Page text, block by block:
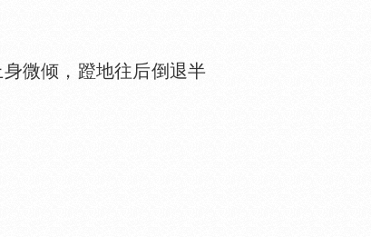
微倾，蹬地往后倒退半